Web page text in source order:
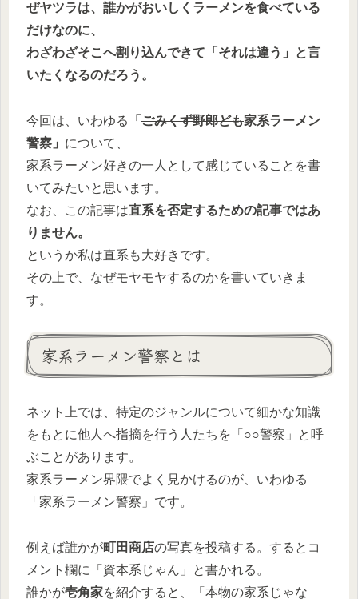
ぜヤツラは、誰かがおいしくラーメンを食べている
だけなのに、
わざわざそこへ割り込んできて「それは違う」と言
いたくなるのだろう。
今回は、いわゆる 「 ごみくず野郎ども家系ラーメン
警察」 について、
家系ラーメン好きの一人として感じていることを書
いてみたいと思います。
なお、この記事は直系を否定するための記事ではあ
りません。
というか私は直系も大好きです。
その上で、なぜモヤモヤするのかを書いていきま
す。
家系ラーメン警察とは
ネット上では、特定のジャンルについて細かな知識
をもとに他人へ指摘を行う人たちを「○○警察」と呼
ぶことがあります。
家系ラーメン界隈でよく見かけるのが、いわゆる
「家系ラーメン警察」です。
例えば誰かが町田商店の写真を投稿する。するとコ
メント欄に「資本系じゃん」と書かれる。
誰かが壱角家を紹介すると、「本物の家系じゃな